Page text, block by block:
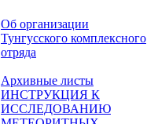
Об организации
Тунгусского комплексного
отряда
Архивные листы
ИНСТРУКЦИЯ К
ИССЛЕДОВАНИЮ